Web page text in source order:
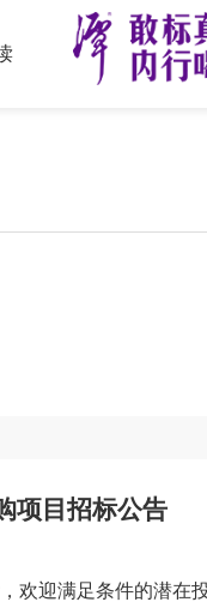
项目招标公告
欢迎满足条件的潜在